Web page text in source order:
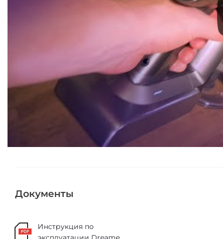
Документы
Инструкция по